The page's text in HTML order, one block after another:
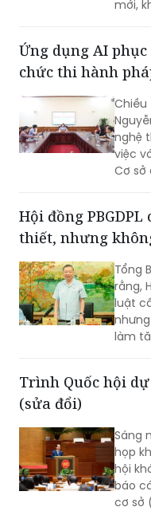
mới,
nghệ,
nền
gia
nước.
Ứng dụng AI
chức thi hành
Chiều
nghệ
việc
Cơ sở
trình
Hội đồng
thiết, nhưng
Tổng
rằng,
luật
làm
Trình Quốc hội
(sửa đổi)
Sáng
họp
hội
báo
cơ sở